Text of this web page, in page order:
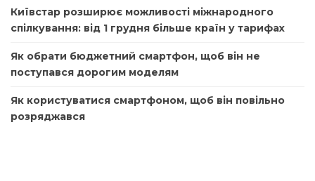
Київстар розширює можливості міжнародного
спілкування: від 1 грудня більше країн у тарифах
Як обрати бюджетний смартфон, щоб він не
поступався дорогим моделям
Як користуватися смартфоном, щоб він повільно
розряджався